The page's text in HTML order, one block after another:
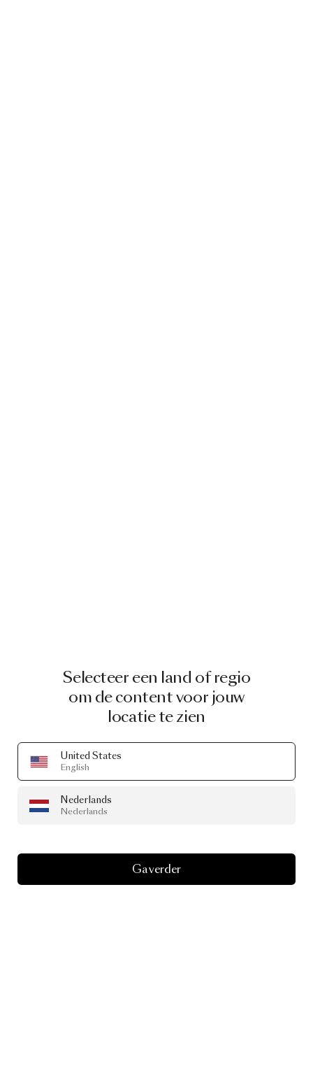
Selecteer een land of regio
om de content voor jouw
locatie te zien
United States
English
Nederlands
Nederlands
Ga verder